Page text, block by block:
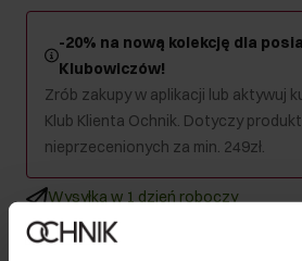
-20% na nową kolekcję dla
Klubowiczów!
Zrób zakupy w aplikacji lub aktywuj
Klub Klienta Ochnik. Dotyczy
nieprzecenionych za min. 249zł.
Wysyłka w 1 dzień roboczy
Opis produktu